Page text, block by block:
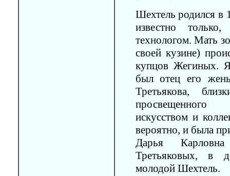
Шехтель родился в
известно
технологом. Мать
своей кузине)
купцов Жегиных.
был отец его
Третьякова,
просвещенного
искусством и
вероятно, и была
Дарья
Третьяковых, в
молодой Шехтель.